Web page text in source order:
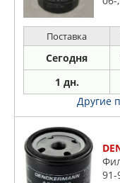
Поставка
Сегодня
1 дн.
Другие
91-